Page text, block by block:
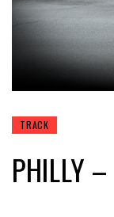
TRACK
PHILLY